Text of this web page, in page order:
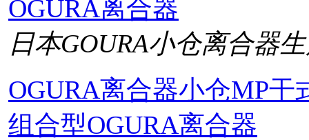
日本GOURA小仓离合器
OGURA离合器小仓MP
组合型OGURA离合器